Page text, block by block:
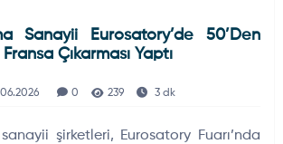
Sanayii Eurosatory’de 50’den
Çıkarması Yaptı
0 239 3 dk
şirketleri, Eurosatory Fuarı’nda